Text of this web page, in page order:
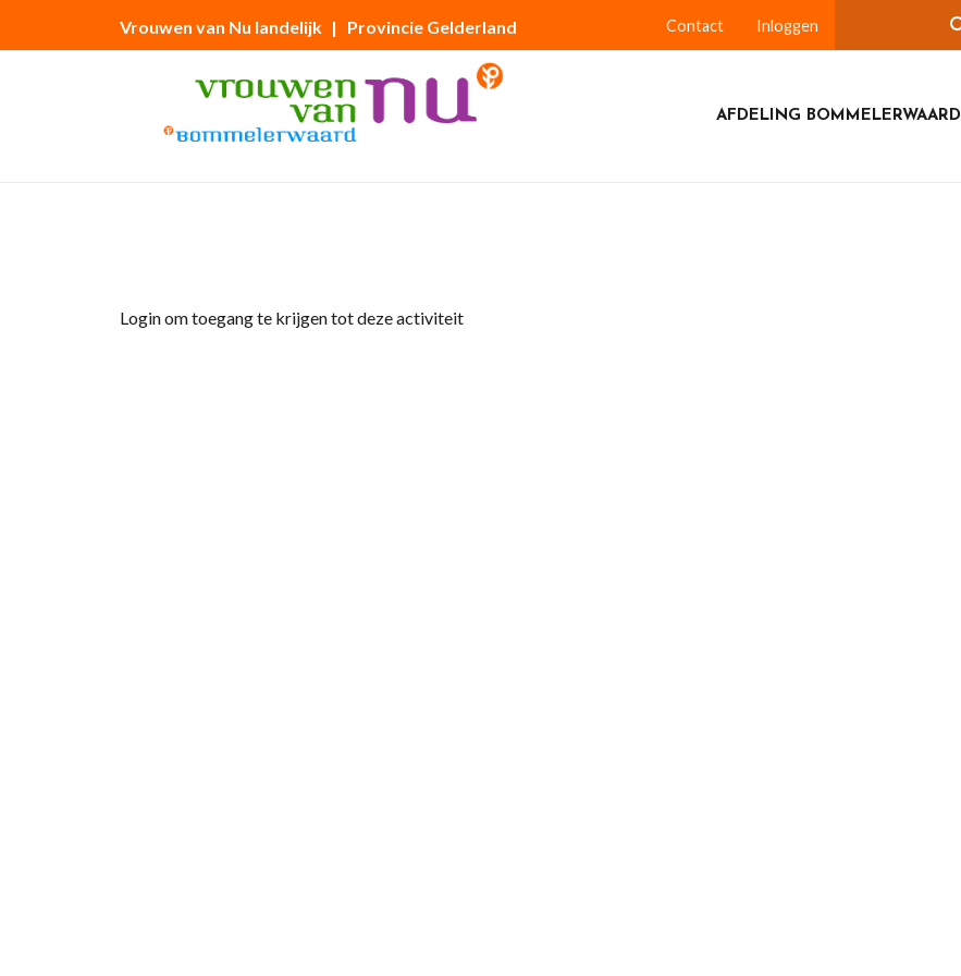
Vrouwen van Nu landelijk | Provincie Gelderland Contact Inloggen
AFDELING BOMMELERWAARD
Login om toegang te krijgen tot deze activiteit